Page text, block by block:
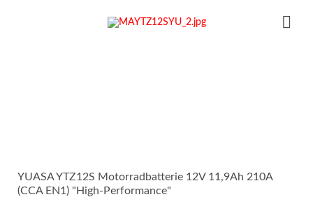
YUASA YTZ12S Motorradbatterie 12V 11,9Ah 210A
(CCA EN1) "High-Performance"